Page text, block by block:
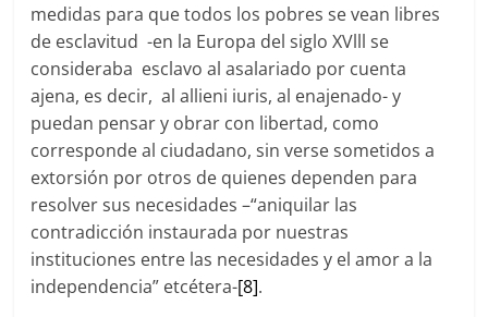
medidas para que todos los pobres se vean libres
de esclavitud -en la Europa del siglo XVlll se
consideraba esclavo al asalariado por cuenta
ajena, es decir, al allieni iuris, al enajenado- y
puedan pensar y obrar con libertad, como
corresponde al ciudadano, sin verse sometidos a
extorsión por otros de quienes dependen para
resolver sus necesidades –“aniquilar las
contradicción instaurada por nuestras
instituciones entre las necesidades y el amor a la
independencia” etcétera-[8].